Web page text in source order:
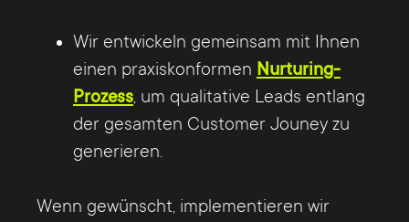
Der an dieser Stelle oft stattfindende oder
einzuleitende Übergang zwischen B2B
Marketing und Vertrieb bzw. die richtige
Übergabe der Leads zwischen den
die Conversion-Kette nicht selten ab. Das
technischen und kundenspezifischen
Voraussetzungen gilt es für maximale
Erfolge immer im Blick zu behalten.
Wir entwickeln gemeinsam mit Ihnen
einen praxiskonformen Nurturing-
Prozess, um qualitative Leads entlang
der gesamten Customer Jouney zu
generieren.
Wenn gewünscht, implementieren wir